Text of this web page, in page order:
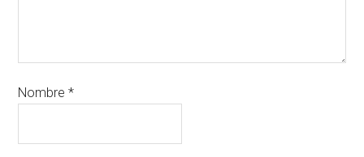
Nombre*